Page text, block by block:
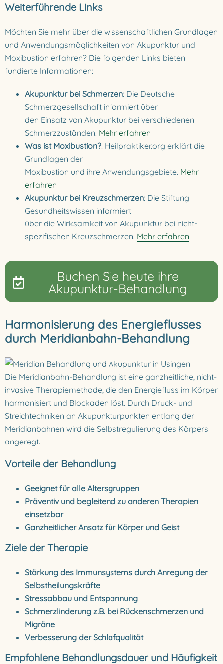
Weiterführende Links
Möchten Sie mehr über die wissenschaftlichen Grundlagen
und Anwendungsmöglichkeiten von Akupunktur und
Moxibustion erfahren? Die folgenden Links bieten
fundierte Informationen:
Akupunktur bei Schmerzen: Die Deutsche
Schmerzgesellschaft informiert über
den Einsatz von Akupunktur bei verschiedenen
Schmerzzuständen. Mehr erfahren
Was ist Moxibustion?: Heilpraktiker.org erklärt die
Grundlagen der
Moxibustion und ihre Anwendungsgebiete. Mehr
erfahren
Akupunktur bei Kreuzschmerzen: Die Stiftung
Gesundheitswissen informiert
über die Wirksamkeit von Akupunktur bei nicht-
spezifischen Kreuzschmerzen. Mehr erfahren
Buchen Sie heute ihre
Akupunktur-Behandlung
Harmonisierung des Energieflusses
durch Meridianbahn-Behandlung
Die Meridianbahn-Behandlung ist eine ganzheitliche, nicht-
invasive Therapiemethode, die den Energiefluss im Körper
harmonisiert und Blockaden löst. Durch Druck- und
Streichtechniken an Akupunkturpunkten entlang der
Meridianbahnen wird die Selbstregulierung des Körpers
angeregt.
Vorteile der Behandlung
Geeignet für alle Altersgruppen
Präventiv und begleitend zu anderen Therapien
einsetzbar
Ganzheitlicher Ansatz für Körper und Geist
Ziele der Therapie
Stärkung des Immunsystems durch Anregung der
Selbstheilungskräfte
Stressabbau und Entspannung
Schmerzlinderung z.B. bei Rückenschmerzen und
Migräne
Verbesserung der Schlafqualität
Empfohlene Behandlungsdauer und Häufigkeit